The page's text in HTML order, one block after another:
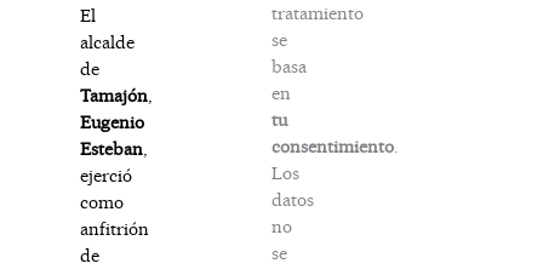
El
alcalde
de
Tamajón,
Eugenio
Esteban,
ejerció
como
anfitrión
de
tratamiento
se
basa
en
tu
consentimiento.
Los
datos
no
se